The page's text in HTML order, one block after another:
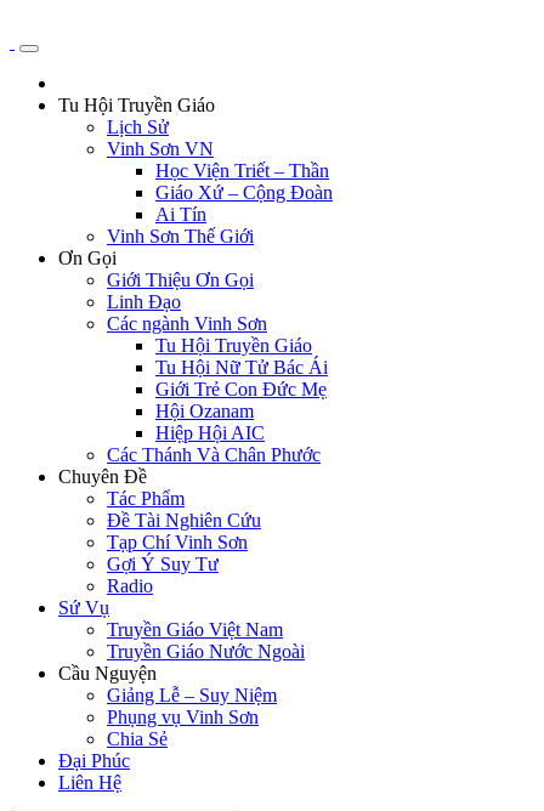
Tu Hội Truyền Giáo
Lịch Sử
Vinh Sơn VN
Học Viện Triết – Thần
Giáo Xứ – Cộng Đoàn
Ai Tín
Vinh Sơn Thế Giới
Ơn Gọi
Giới Thiệu Ơn Gọi
Linh Đạo
Các ngành Vinh Sơn
Tu Hội Truyền Giáo
Tu Hội Nữ Tử Bác Ái
Giới Trẻ Con Đức Mẹ
Hội Ozanam
Hiệp Hội AIC
Các Thánh Và Chân Phước
Chuyên Đề
Tác Phẩm
Đề Tài Nghiên Cứu
Tạp Chí Vinh Sơn
Gợi Ý Suy Tư
Radio
Sứ Vụ
Truyền Giáo Việt Nam
Truyền Giáo Nước Ngoài
Cầu Nguyện
Giảng Lễ – Suy Niệm
Phụng vụ Vinh Sơn
Chia Sẻ
Đại Phúc
Liên Hệ